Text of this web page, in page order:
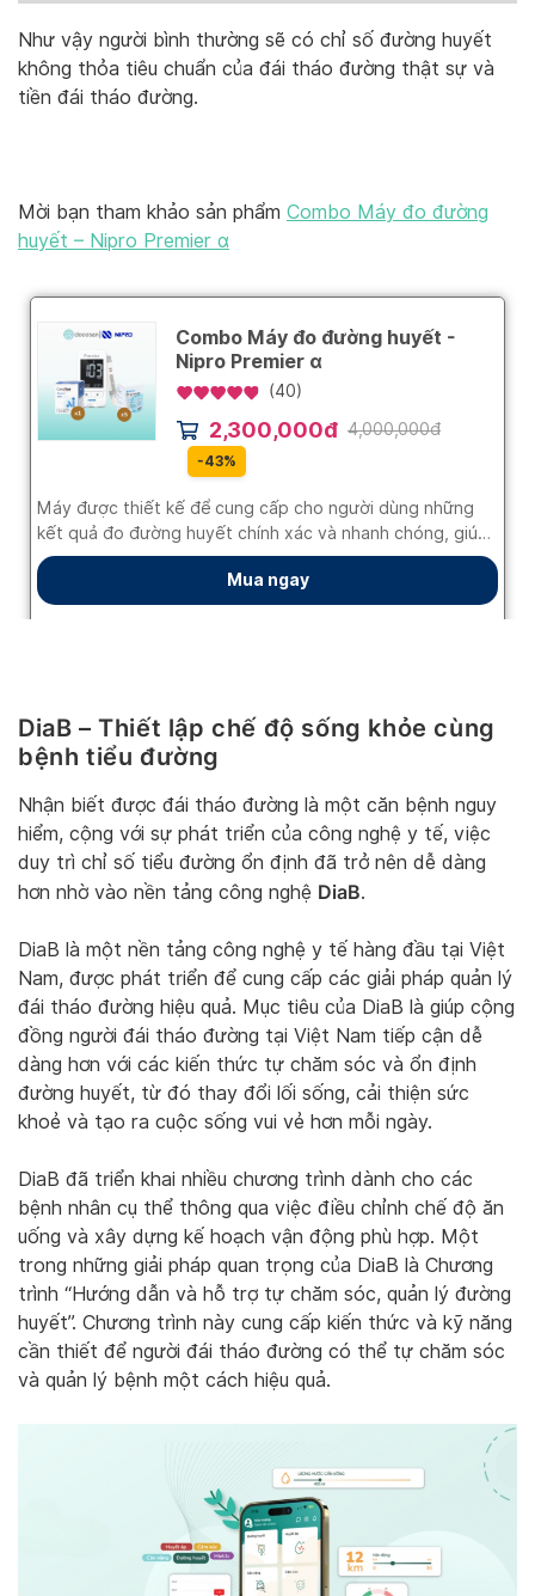
Như vậy người bình thường sẽ có chỉ số đường huyết
không thỏa tiêu chuẩn của đái tháo đường thật sự và
tiền đái tháo đường.
Mời bạn tham khảo sản phẩm Combo Máy đo đường
huyết – Nipro Premier α
DiaB – Thiết lập chế độ sống khỏe cùng
bệnh tiểu đường
Nhận biết được đái tháo đường là một căn bệnh nguy
hiểm, cộng với sự phát triển của công nghệ y tế, việc
duy trì chỉ số tiểu đường ổn định đã trở nên dễ dàng
hơn nhờ vào nền tảng công nghệ DiaB.
DiaB là một nền tảng công nghệ y tế hàng đầu tại Việt
Nam, được phát triển để cung cấp các giải pháp quản lý
đái tháo đường hiệu quả. Mục tiêu của DiaB là giúp cộng
đồng người đái tháo đường tại Việt Nam tiếp cận dễ
dàng hơn với các kiến thức tự chăm sóc và ổn định
đường huyết, từ đó thay đổi lối sống, cải thiện sức
khoẻ và tạo ra cuộc sống vui vẻ hơn mỗi ngày.
DiaB đã triển khai nhiều chương trình dành cho các
bệnh nhân cụ thể thông qua việc điều chỉnh chế độ ăn
uống và xây dựng kế hoạch vận động phù hợp. Một
trong những giải pháp quan trọng của DiaB là Chương
trình “Hướng dẫn và hỗ trợ tự chăm sóc, quản lý đường
huyết”. Chương trình này cung cấp kiến thức và kỹ năng
cần thiết để người đái tháo đường có thể tự chăm sóc
và quản lý bệnh một cách hiệu quả.